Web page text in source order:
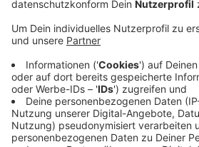
Anzeige
Der 53-Jährige aus Schleswig-
Anklage einen neun Jahre alten
missbraucht. Bei dem Opfer
Ziehsohn des